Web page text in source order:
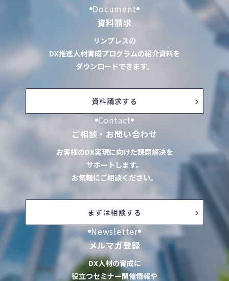
Document
資料請求
リンプレスの
DX推進人材育成プログラムの紹介資料を
ダウンロードできます。
資料請求する
Contact
ご相談・お問い合わせ
お客様のDX実現に向けた課題解決を
サポートします。
お気軽にご相談ください。
まずは相談する
Newsletter
メルマガ登録
DX人材の育成に
役立つセミナー開催情報や